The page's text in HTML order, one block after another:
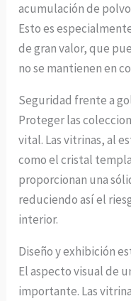
acumulación de
Esto es
de gran valor, que
no se mantienen en
Seguridad frente a
Proteger las
vital. Las vitrinas, al
como el cristal
proporcionan una
reduciendo así el
interior.
Diseño y exhibición
El aspecto visual de
importante. Las